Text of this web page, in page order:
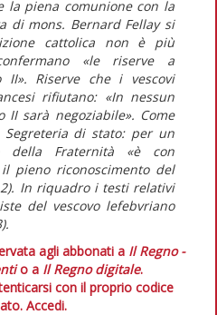
la piena comunione con la
di mons. Bernard Fellay si
cattolica non è più
«le riserve a
II». Riserve che i vescovi
rifiutano: «In nessun
II sarà negoziabile». Come
di stato: per un
della Fraternità «è con
pieno riconoscimento del
In riquadro i testi relativi
del vescovo lefebvriano
agli abbonati a Il Regno -
o a Il Regno digitale.
con il proprio codice
Accedi.